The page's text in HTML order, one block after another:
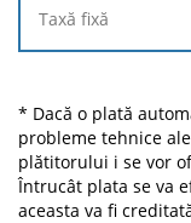
* Dacă o plată
probleme tehnice
plătitorului i se vor
Întrucât plata se va
aceasta va fi